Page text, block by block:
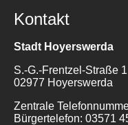
Kontakt
Stadt Hoyerswerda
S.-G.-Frentzel-Straße 1
02977 Hoyerswerda
Zentrale
Bürgertelefon: 03571